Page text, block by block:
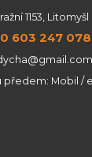
1153, Litomyšl
603 247 078
předem: Mobil /